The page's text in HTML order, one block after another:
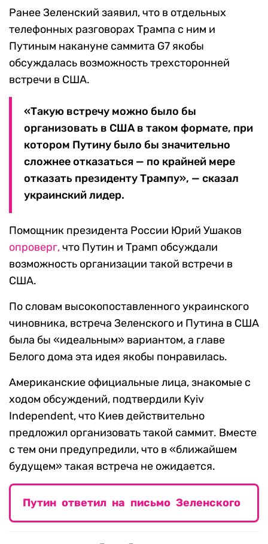
Ранее Зеленский заявил, что в отдельных
телефонных разговорах Трампа с ним и
Путиным накануне саммита G7 якобы
обсуждалась возможность трехсторонней
встречи в США.
«Такую встречу можно было бы
организовать в США в таком формате, при
котором Путину было бы значительно
сложнее отказаться — по крайней мере
отказать президенту Трампу», — сказал
украинский лидер.
Помощник президента России Юрий Ушаков
опроверг,что Путин и Трамп обсуждали
возможность организации такой встречи в
США.
По словам высокопоставленного украинского
чиновника, встреча Зеленского и Путина в США
была бы «идеальным» вариантом, а главе
Белого дома эта идея якобы понравилась.
Американские официальные лица, знакомые с
ходом обсуждений, подтвердили Kyiv
Independent, что Киев действительно
предложил организовать такой саммит. Вместе
с тем они предупредили, что в «ближайшем
будущем» такая встреча не ожидается.
Путин ответил на письмо Зеленского